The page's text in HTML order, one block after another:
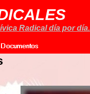
Radical día por día.